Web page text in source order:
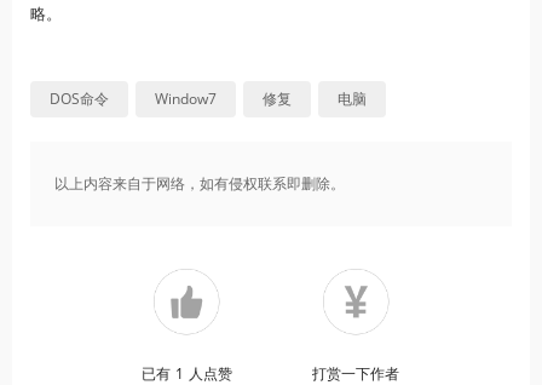
略。
DOS命令 Window7 修复 电脑
以上内容来自于网络，如有侵权联系即删除。
已有 1 人点赞 打赏一下作者